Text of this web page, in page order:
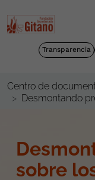
Transparencia
Centro de
Desmontando
sobre